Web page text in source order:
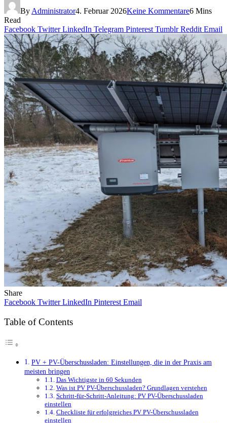
By Administrator4. Februar 2026Keine Kommentare6 Mins
Read
Facebook Twitter LinkedIn Telegram Pinterest Tumblr Reddit Email
Share
Facebook Twitter LinkedIn Pinterest Email
Table of Contents
PV + PV-Überschussladen: Einstellungen, die in der Praxis am
meisten bringen
Das Wichtigste in 60 Sekunden
Was ist PV PV-Überschussladen? Grundlagen verstehen
Schritt-für-Schritt-Anleitung: PV PV-Überschussladen
einstellen
Checkliste für erfolgreiches PV PV-Überschussladen
einstellen